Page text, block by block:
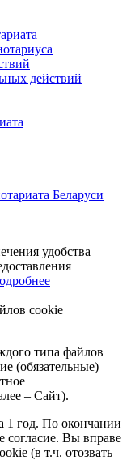
действий
Беларуси
удобства
cookie
типа файлов
(обязательные)
– Сайт).
1 год. По окончании
согласие. Вы вправе
(в т.ч. отозвать